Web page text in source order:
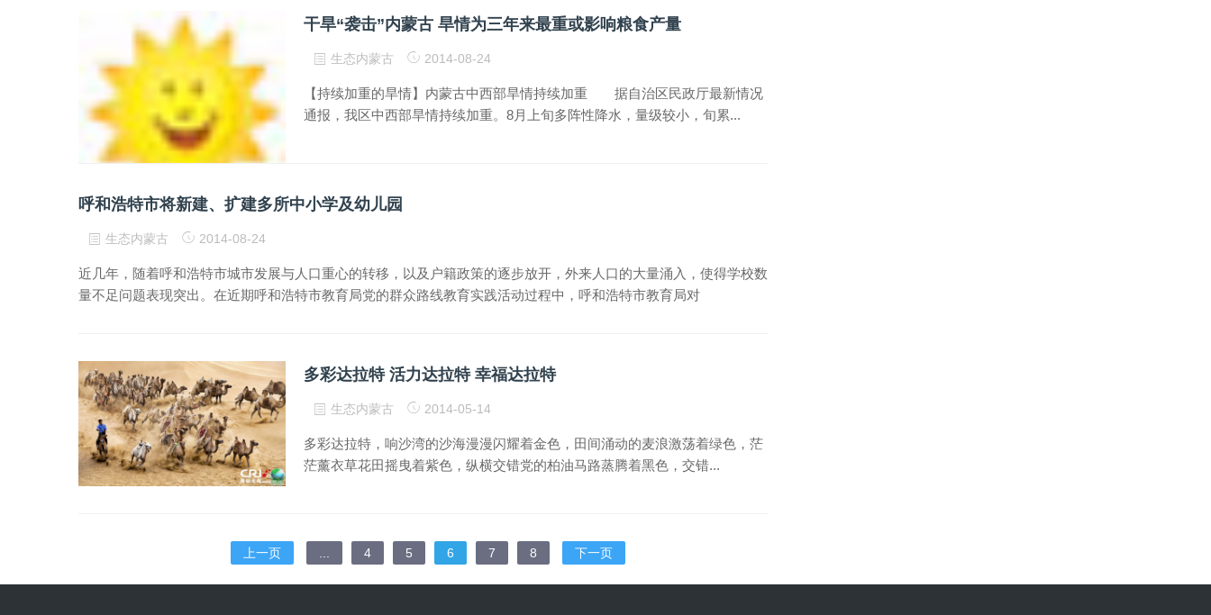
干旱“袭击”内蒙古 旱情为三年来最重或影响粮食产量
生态内蒙古 2014-08-24
【持续加重的旱情】内蒙古中西部旱情持续加重 据自治区民政厅最新情况
通报，我区中西部旱情持续加重。8月上旬多阵性降水，量级较小，旬累...
呼和浩特市将新建、扩建多所中小学及幼儿园
生态内蒙古 2014-08-24
近几年，随着呼和浩特市城市发展与人口重心的转移，以及户籍政策的逐步放开，外来人口的大量涌入，使得学校数
量不足问题表现突出。在近期呼和浩特市教育局党的群众路线教育实践活动过程中，呼和浩特市教育局对
多彩达拉特 活力达拉特 幸福达拉特
生态内蒙古 2014-05-14
多彩达拉特，响沙湾的沙海漫漫闪耀着金色，田间涌动的麦浪激荡着绿色，茫
茫薰衣草花田摇曳着紫色，纵横交错党的柏油马路蒸腾着黑色，交错...
上一页 4 5 6 7 8 下一页